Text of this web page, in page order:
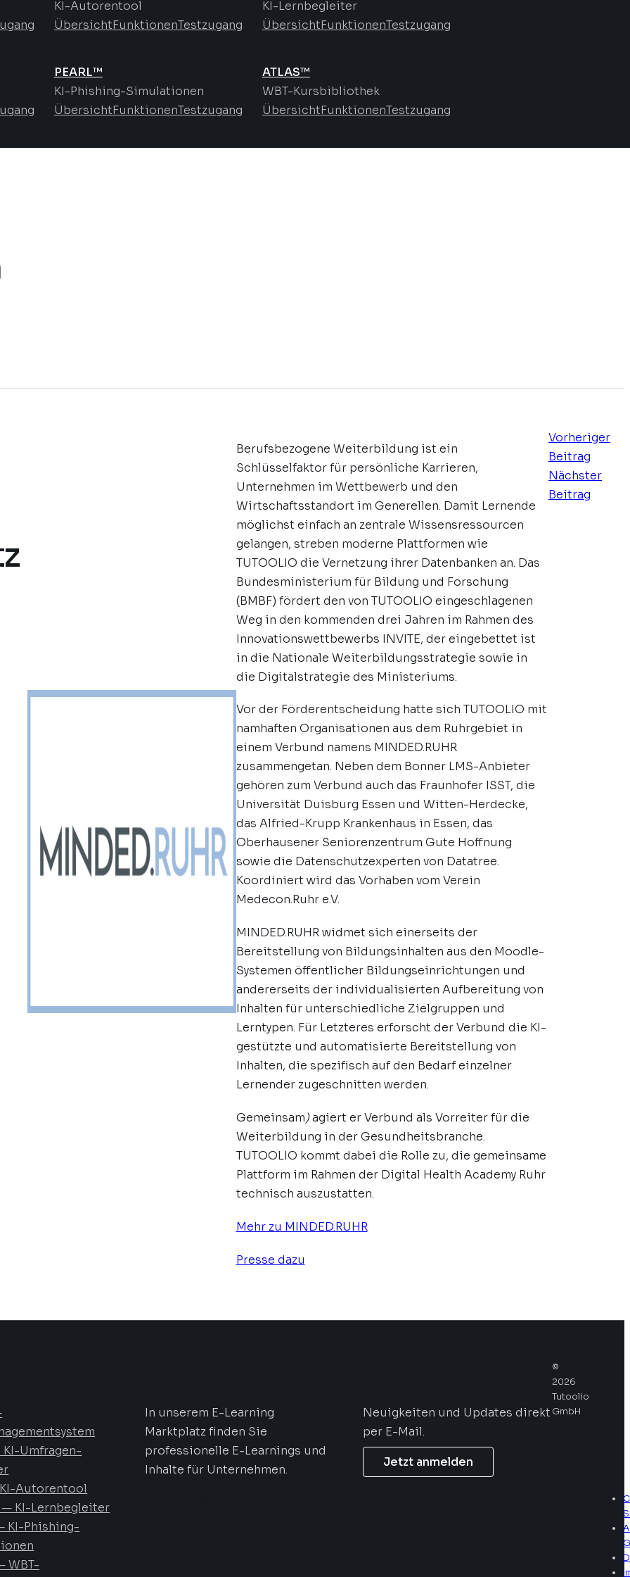
KI-Autorentool
ÜbersichtFunktionenTestzugang
KI-Lernbegleiter
ÜbersichtFunktionenTestzugang
PEARL™
KI-Phishing-Simulationen
ÜbersichtFunktionenTestzugang
ATLAS™
WBT-Kursbibliothek
ÜbersichtFunktionenTestzugang
Berufsbezogene Weiterbildung ist ein
Schlüsselfaktor für persönliche Karrieren,
Unternehmen im Wettbewerb und den
Wirtschaftsstandort im Generellen. Damit Lernende
möglichst einfach an zentrale Wissensressourcen
gelangen, streben moderne Plattformen wie
TUTOOLIO die Vernetzung ihrer Datenbanken an. Das
Bundesministerium für Bildung und Forschung
(BMBF) fördert den von TUTOOLIO eingeschlagenen
Weg in den kommenden drei Jahren im Rahmen des
Innovationswettbewerbs INVITE, der eingebettet ist
in die Nationale Weiterbildungsstrategie sowie in
die Digitalstrategie des Ministeriums.
Vor der Förderentscheidung hatte sich TUTOOLIO mit
namhaften Organisationen aus dem Ruhrgebiet in
einem Verbund namens MINDED.RUHR
zusammengetan. Neben dem Bonner LMS-Anbieter
gehören zum Verbund auch das Fraunhofer ISST, die
Universität Duisburg Essen und Witten-Herdecke,
das Alfried-Krupp Krankenhaus in Essen, das
Oberhausener Seniorenzentrum Gute Hoffnung
sowie die Datenschutzexperten von Datatree.
Koordiniert wird das Vorhaben vom Verein
Medecon.Ruhr e.V.
MINDED.RUHR widmet sich einerseits der
Bereitstellung von Bildungsinhalten aus den Moodle-
Systemen öffentlicher Bildungseinrichtungen und
andererseits der individualisierten Aufbereitung von
Inhalten für unterschiedliche Zielgruppen und
Lerntypen. Für Letzteres erforscht der Verbund die KI-
gestützte und automatisierte Bereitstellung von
Inhalten, die spezifisch auf den Bedarf einzelner
Lernender zugeschnitten werden.
Gemeinsam)agiert er Verbund als Vorreiter für die
Weiterbildung in der Gesundheitsbranche.
TUTOOLIO kommt dabei die Rolle zu, die gemeinsame
Plattform im Rahmen der Digital Health Academy Ruhr
technisch auszustatten.
Mehr zu MINDED.RUHR
Presse dazu
Vorheriger
Beitrag
Nächster
Beitrag
KI-Umfragen-
Autorentool
— KI-Lernbegleiter
KI-Phishing-
WBT-
In unserem E-Learning
Marktplatz finden Sie
professionelle E-Learnings und
Inhalte für Unternehmen.
Neuigkeiten und Updates direkt
per E-Mail.
Jetzt anmelden
©
2026
Tutoolio
GmbH